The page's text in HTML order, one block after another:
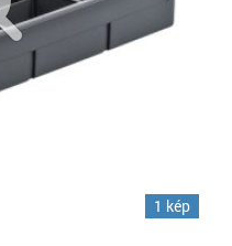
1 kép